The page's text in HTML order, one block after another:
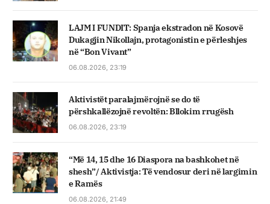
LAJM I FUNDIT: Spanja ekstradon në Kosovë
Dukagjin Nikollajn, protagonistin e përleshjes
në “Bon Vivant”
06.08.2026, 23:19
Aktivistët paralajmërojnë se do të
përshkallëzojnë revoltën: Bllokim rrugësh
06.08.2026, 23:19
“Më 14, 15 dhe 16 Diaspora na bashkohet në
shesh”/ Aktivistja: Të vendosur deri në largimin
e Ramës
06.08.2026, 21:49